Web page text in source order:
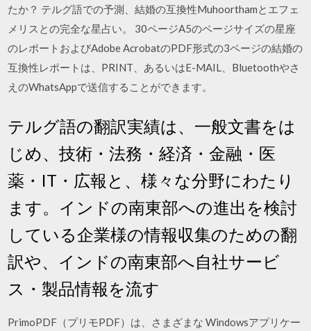
たか？ テルグ語での予測、結婚の互換性Muhoorthamとエフェ
メリスとの完全な星占い。 30ページA5のページサイズの星座
のレポートおよびAdobe AcrobatのPDF形式の3ページの結婚の
互換性レポートは、PRINT、あるいはE-MAIL、Bluetoothやさ
えのWhatsAppで送信することができます。
テルグ語の翻訳実績は、一般文書をは
じめ、技術・法務・経済・金融・医
薬・IT・広報と、様々な分野にわたり
ます。インドの南東部への進出を検討
している企業様の情報収集のための翻
訳や、インドの南東部へ自社サービ
ス・製品情報を流す
PrimoPDF（プリモPDF）は、さまざまな Windowsアプリケー